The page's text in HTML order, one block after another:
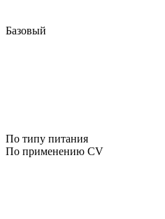
Базовый
По типу питания
По применению CV